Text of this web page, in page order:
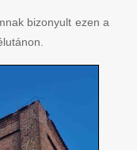
bizonyult ezen a